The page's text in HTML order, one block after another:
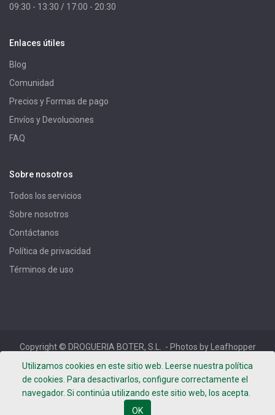
Utilizamos cookies en este sitio web. Leerse nuestra política
de cookies. Para desactivarlos, configure correctamente el
navegador. Si continúa utilizando este sitio web, los acepta.
OK
09:30 - 13:30 / 17:00 - 20:30
Enlaces útiles
Blog
Comunidad
Precios y Formas de pago
Envíos y Devoluciones
FAQ
Sobre nosotros
Todos los servicios
Sobre nosotros
Contáctanos
Política de privacidad
Términos de uso
Copyright © DROGUERIA BOTER, S.L. - Photos by Leafhopper
Project -
Términos de uso -Política de privacidad
Aviso
Legal
Español